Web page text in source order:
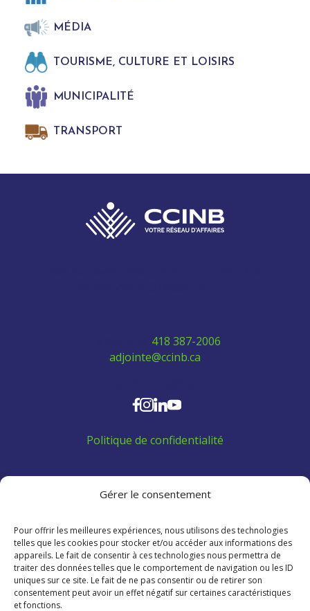
Gérer le consentement
Pour offrir les meilleures expériences, nous utilisons des technologies
telles que les cookies pour stocker et/ou accéder aux informations des
appareils. Le fait de consentir à ces technologies nous permettra de
traiter des données telles que le comportement de navigation ou les ID
uniques sur ce site. Le fait de ne pas consentir ou de retirer son
consentement peut avoir un effet négatif sur certaines caractéristiques
et fonctions.
MÉDIA
TOURISME, CULTURE ET LOISIRS
MUNICIPALITÉ
TRANSPORT
418 387-2006
adjointe@ccinb.ca
Politique de confidentialité
Aidez les employés venant de l'extérieur à se
trouver un logement: